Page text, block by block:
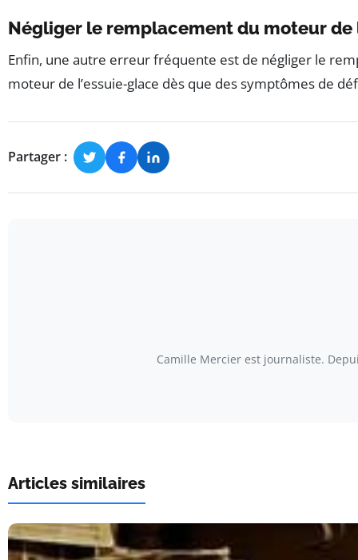
Négliger le remplacement du moteur de
Enfin, une autre erreur fréquente est de négliger le
moteur de l’essuie-glace dès que des symptômes de
Partager :
Camille Mercier est journaliste.
Articles similaires